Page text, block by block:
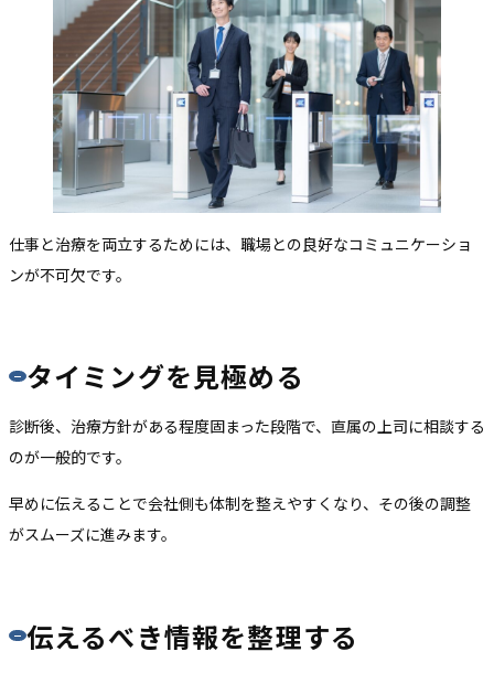
仕事と治療を両立するためには、職場との良好なコミュニケーショ
ンが不可欠です。
タイミングを見極める
診断後、治療方針がある程度固まった段階で、直属の上司に相談する
のが一般的です。
早めに伝えることで会社側も体制を整えやすくなり、その後の調整
がスムーズに進みます。
伝えるべき情報を整理する